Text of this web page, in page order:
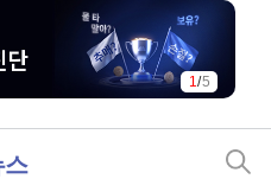
2/5
스